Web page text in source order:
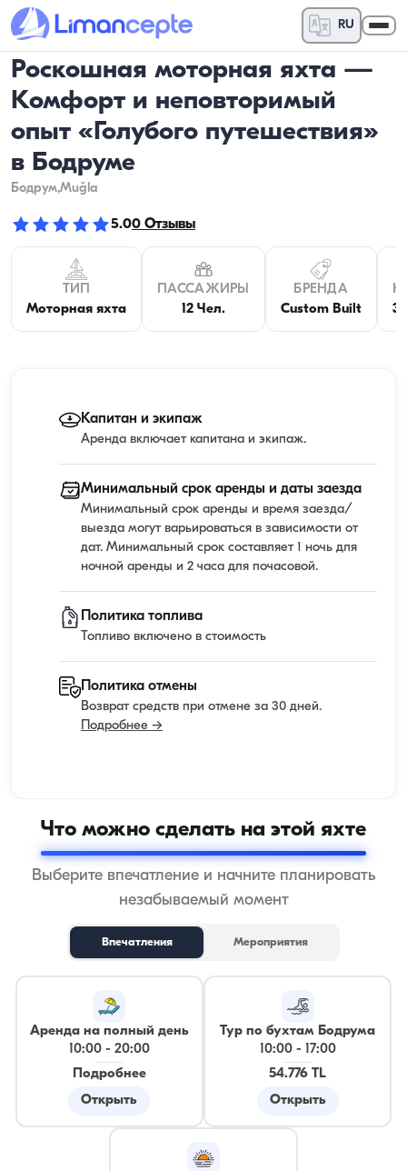
RU
Роскошная моторная яхта —
Комфорт и неповторимый
опыт «Голубого путешествия»
в Бодруме
Бодрум,Muğla
5.00 Отзывы
ТИП
Моторная яхта
ПАССАЖИРЫ
12 Чел.
БРЕНДА
Custom Built
3
Капитан и экипаж
Аренда включает капитана и экипаж.
Минимальный срок аренды и даты заезда
Минимальный срок аренды и время заезда/
выезда могут варьироваться в зависимости от
дат. Минимальный срок составляет 1 ночь для
ночной аренды и 2 часа для почасовой.
Политика топлива
Топливо включено в стоимость
Политика отмены
Возврат средств при отмене за 30 дней.
Подробнее →
Что можно сделать на этой яхте
Выберите впечатление и начните планировать
незабываемый момент
Впечатления Мероприятия
Аренда на полный день
10:00- 20:00
Подробнее
Открыть
Тур по бухтам Бодрума
10:00-
17:00
54.776 TL
Открыть